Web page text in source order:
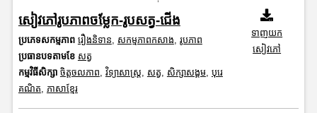
សៀវភៅរូបភាពចម្លែក-រូបសត្វ-ជើង
ប្រភេទសកម្មភាព រឿងនិទាន សកម្មភាពកសាង រូបភាព
ប្រធានបទតាមខែ សត្វ
កម្មវិធីសិក្សា ចិត្តចលភាព វិទ្យាសាស្រ្ត សត្វ សិក្សាសង្គម, បុរេ
គណិត ភាសាខ្មែរ
ទាញយក
សៀវភៅ